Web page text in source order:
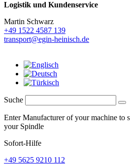
Logistik und Kundenservice
Martin Schwarz
+49 1522 4587 139
transport@egin-heinisch.de
Suche
Enter Manufacturer of your machine to
your Spindle
Sofort-Hilfe
+49 5625 9210 112